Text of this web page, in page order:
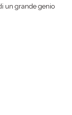
un grande genio